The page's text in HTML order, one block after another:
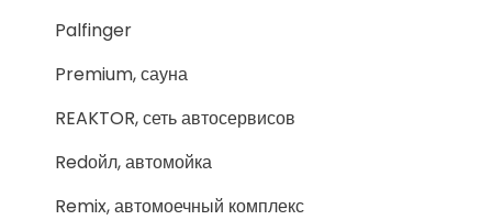
Palfinger
Premium, сауна
REAKTOR, сеть автосервисов
Redойл, автомойка
Remix, автомоечный комплекс